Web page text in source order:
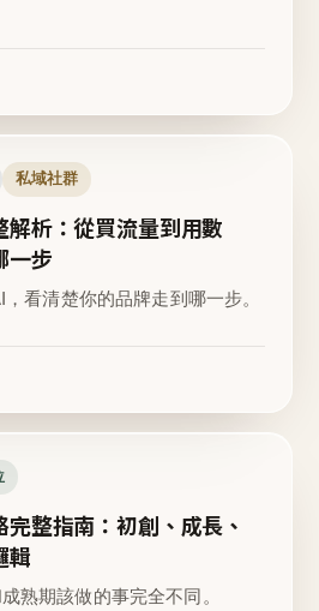
私域社群
析：從買流量到用數
一步
看清楚你的品牌走到哪一步。
整指南：初創、成長、
輯
熟期該做的事完全不同。